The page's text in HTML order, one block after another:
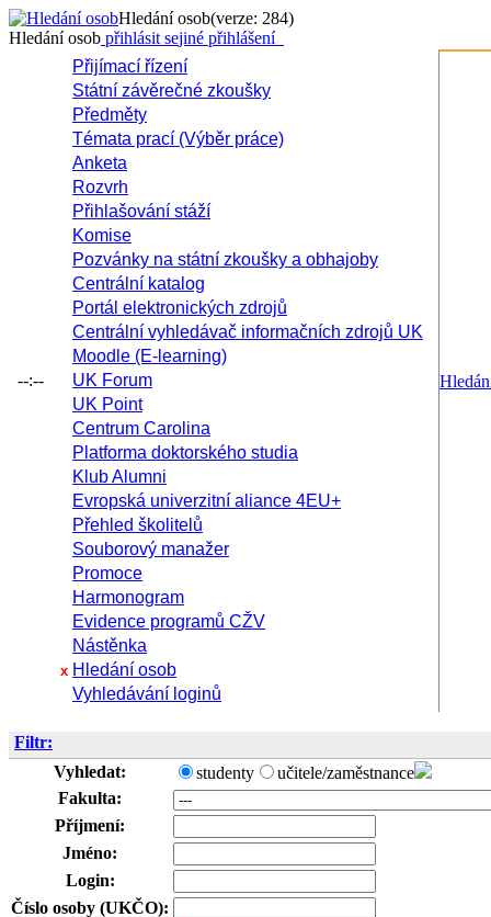
Hledání osob(verze: 284)
Hledání osob přihlásit sejiné přihlášení
--:--
Přijímací řízení
Státní závěrečné zkoušky
Předměty
Témata prací (Výběr práce)
Anketa
Rozvrh
Přihlašování stáží
Komise
Pozvánky na státní zkoušky a obhajoby
Centrální katalog
Portál elektronických zdrojů
Centrální vyhledávač informačních zdrojů UK
Moodle (E-learning)
UK Forum
UK Point
Centrum Carolina
Platforma doktorského studia
Klub Alumni
Evropská univerzitní aliance 4EU+
Přehled školitelů
Souborový manažer
Promoce
Harmonogram
Evidence programů CŽV
Nástěnka
x Hledání osob
Vyhledávání loginů
Filtr:
Vyhledat:
studenty
učitele/zaměstnance
Fakulta:
Příjmení:
Jméno:
Login:
Číslo osoby (UKČO):